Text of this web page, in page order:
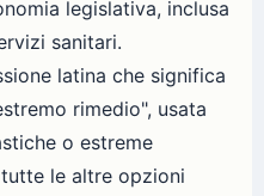
legislativa, inclusa
sanitari.
latina che significa
rimedio", usata
o estreme
le altre opzioni